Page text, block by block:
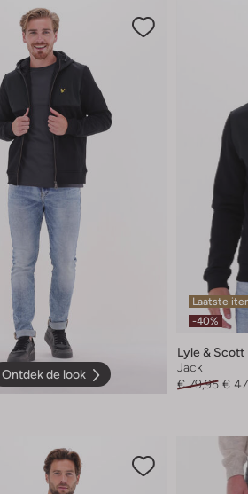
Ontdek de look
Laatste
-40%
Lyle & Scott
Jack
€ 79,95 €